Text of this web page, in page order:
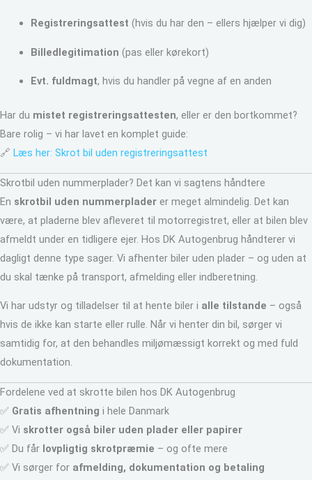
Registreringsattest (hvis du har den – ellers hjælper vi dig)
Billedlegitimation (pas eller kørekort)
Evt. fuldmagt, hvis du handler på vegne af en anden
Har du mistet registreringsattesten, eller er den bortkommet?
Bare rolig – vi har lavet en komplet guide:
🔗 Læs her: Skrot bil uden registreringsattest
Skrotbil uden nummerplader? Det kan vi sagtens håndtere
En skrotbil uden nummerplader er meget almindelig. Det kan
være, at pladerne blev afleveret til motorregistret, eller at bilen blev
afmeldt under en tidligere ejer. Hos DK Autogenbrug håndterer vi
dagligt denne type sager. Vi afhenter biler uden plader – og uden at
du skal tænke på transport, afmelding eller indberetning.
Vi har udstyr og tilladelser til at hente biler i alle tilstande – også
hvis de ikke kan starte eller rulle. Når vi henter din bil, sørger vi
samtidig for, at den behandles miljømæssigt korrekt og med fuld
dokumentation.
Fordelene ved at skrotte bilen hos DK Autogenbrug
✅ Gratis afhentning i hele Danmark
✅ Vi skrotter også biler uden plader eller papirer
✅ Du får lovpligtig skrotpræmie – og ofte mere
✅ Vi sørger for afmelding, dokumentation og betaling